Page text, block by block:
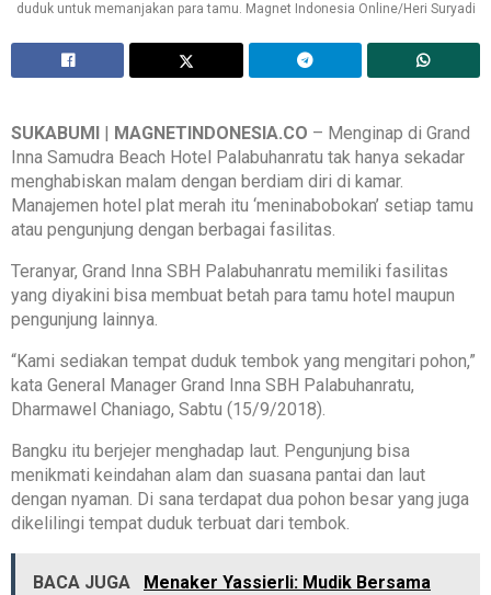
duduk untuk memanjakan para tamu. Magnet Indonesia Online/Heri Suryadi
SUKABUMI MAGNETINDONESIA.CO – Menginap di Grand
Inna Samudra Beach Hotel Palabuhanratu tak hanya sekadar
menghabiskan malam dengan berdiam diri di kamar.
Manajemen hotel plat merah itu ‘meninabobokan’ setiap tamu
atau pengunjung dengan berbagai fasilitas.
Teranyar, Grand Inna SBH Palabuhanratu memiliki fasilitas
yang diyakini bisa membuat betah para tamu hotel maupun
pengunjung lainnya.
“Kami sediakan tempat duduk tembok yang mengitari pohon,”
kata General Manager Grand Inna SBH Palabuhanratu,
Dharmawel Chaniago, Sabtu (15/9/2018).
Bangku itu berjejer menghadap laut. Pengunjung bisa
menikmati keindahan alam dan suasana pantai dan laut
dengan nyaman. Di sana terdapat dua pohon besar yang juga
dikelilingi tempat duduk terbuat dari tembok.
BACA JUGA
Menaker Yassierli: Mudik Bersama